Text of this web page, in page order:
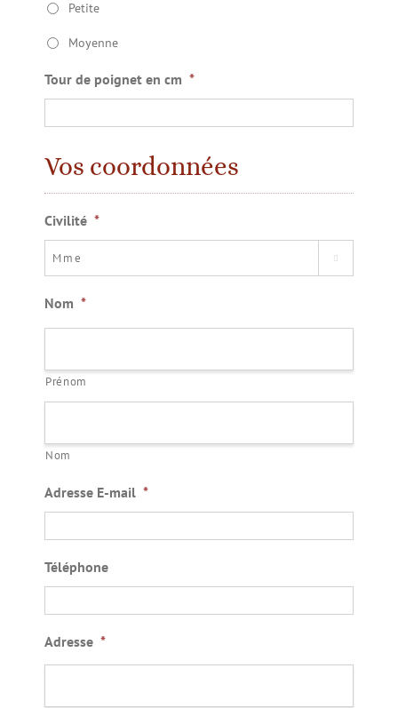
Petite
Moyenne
Tour de poignet en cm *
Vos coordonnées
Civilité *

Nom *
Prénom
Nom
Adresse E-mail *
Téléphone
Adresse *